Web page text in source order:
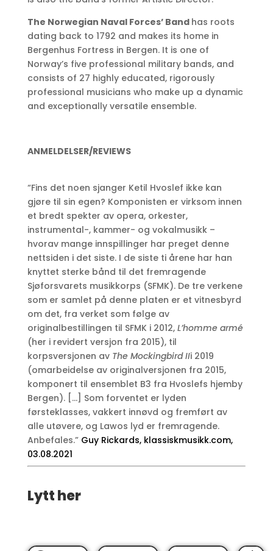
The Norwegian Naval Forces’ Band has roots
dating back to 1792 and makes its home in
Bergenhus Fortress in Bergen. It is one of
Norway’s five professional military bands, and
consists of 27 highly educated, rigorously
professional musicians who make up a dynamic
and exceptionally versatile ensemble.
ANMELDELSER/REVIEWS
“Fins det noen sjanger Ketil Hvoslef ikke kan
gjøre til sin egen? Komponisten er virksom innen
et bredt spekter av opera, orkester,
instrumental-, kammer- og vokalmusikk –
hvorav mange innspillinger har preget denne
nettsiden i det siste. I de siste ti årene har han
knyttet sterke bånd til det fremragende
Sjøforsvarets musikkorps (SFMK). De tre verkene
som er samlet på denne platen er et vitnesbyrd
om det, fra verket som følge av
originalbestillingen til SFMK i 2012, L’homme armé
(her i revidert versjon fra 2015), til
korpsversjonen av The Mockingbird IIi 2019
(omarbeidelse av originalversjonen fra 2015,
komponert til ensemblet B3 fra Hvoslefs hjemby
Bergen). […] Som forventet er lyden
førsteklasses, vakkert innøvd og fremført av
alle utøvere, og Lawos lyd er fremragende.
Anbefales.” Guy Rickards, klassiskmusikk.com,
03.08.2021
Lytt her